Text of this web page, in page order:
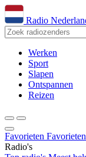
Radio
Werken
Sport
Slapen
Ontspannen
Reizen
Favorieten
Radio's